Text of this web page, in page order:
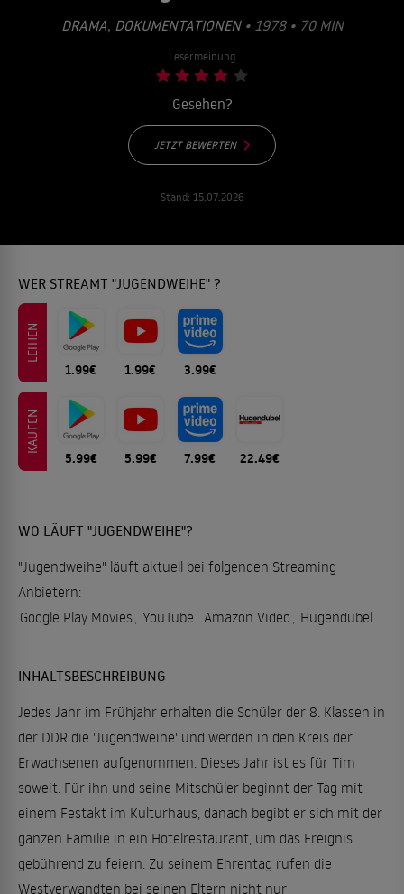
DRAMA, DOKUMENTATIONEN• 1978 • 70 MIN
Lesermeinung
Gesehen?
JETZT BEWERTEN
Stand: 15.07.2026
WER STREAMT "JUGENDWEIHE" ?
LEIHEN
1.99€ 1.99€ 3.99€
KAUFEN
5.99€ 5.99€ 7.99€ 22.49€
WO LÄUFT "JUGENDWEIHE"?
"Jugendweihe" läuft aktuell bei folgenden Streaming-
Anbietern:
Google Play Movies, YouTube , Amazon Video , Hugendubel .
INHALTSBESCHREIBUNG
Jedes Jahr im Frühjahr erhalten die Schüler der 8. Klassen in
der DDR die 'Jugendweihe' und werden in den Kreis der
Erwachsenen aufgenommen. Dieses Jahr ist es für Tim
soweit. Für ihn und seine Mitschüler beginnt der Tag mit
einem Festakt im Kulturhaus, danach begibt er sich mit der
ganzen Familie in ein Hotelrestaurant, um das Ereignis
gebührend zu feiern. Zu seinem Ehrentag rufen die
Westverwandten bei seinen Eltern nicht nur